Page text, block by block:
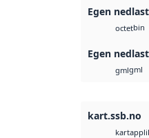
Egen
octetbin
Egen
gmlgml
kart.ssb.no